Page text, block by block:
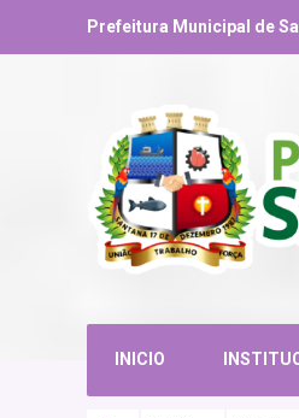
Prefeitura Municipal de
INICIO